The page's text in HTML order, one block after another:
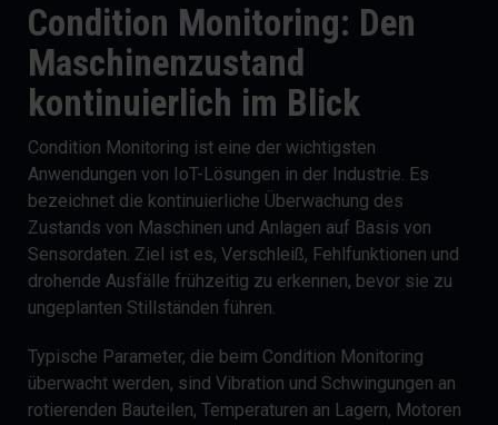
Condition Monitoring: Den
Maschinenzustand
kontinuierlich im Blick
Condition Monitoring ist eine der wichtigsten
Anwendungen von IoT-Lösungen in der Industrie. Es
bezeichnet die kontinuierliche Überwachung des
Zustands von Maschinen und Anlagen auf Basis von
Sensordaten. Ziel ist es, Verschleiß, Fehlfunktionen und
drohende Ausfälle frühzeitig zu erkennen, bevor sie zu
ungeplanten Stillständen führen.
Typische Parameter, die beim Condition Monitoring
überwacht werden, sind Vibration und Schwingungen an
rotierenden Bauteilen, Temperaturen an Lagern, Motoren